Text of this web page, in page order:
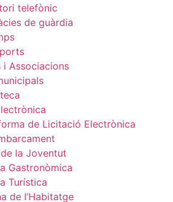
telefònic
de guàrdia
i Associacions
de Licitació Electrònica
la Joventut
Gastronòmica
Turística
de l’Habitatge